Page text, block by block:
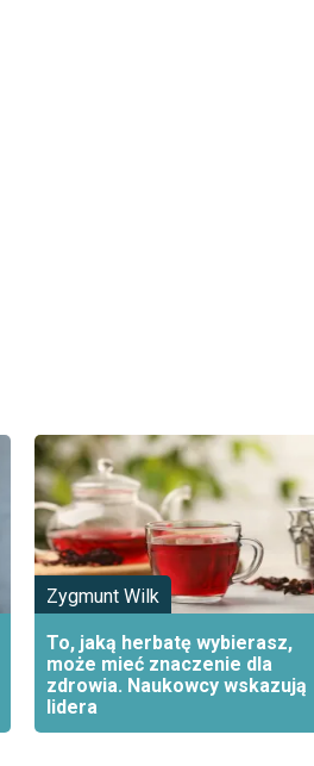
Zygmunt Wilk
To, jaką herbatę wybierasz,
może mieć znaczenie dla
zdrowia. Naukowcy wskazują
lidera